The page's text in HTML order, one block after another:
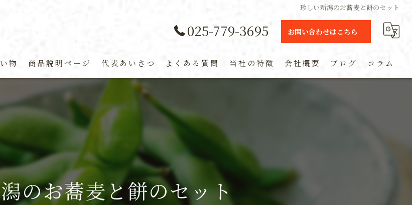
珍しい新潟のお蕎麦と餅のセット
025-779-3695 お問い合わせはこちら
物 商品説明ページ 代表あいさつ よくある質問 当社の特徴
通販
会社概要 ブログ コラム
のお蕎麦と餅のセット